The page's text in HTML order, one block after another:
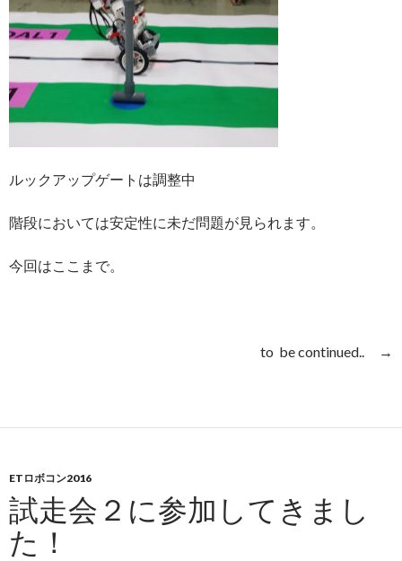
ルックアップゲートは調整中
階段においては安定性に未だ問題が見られます。
今回はここまで。
to be continued.. →
ETロボコン2016
試走会２に参加してきまし
た！